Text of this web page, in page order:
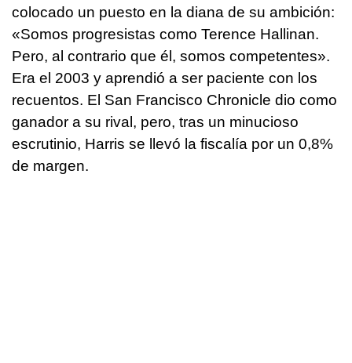
colocado un puesto en la diana de su ambición:
«Somos progresistas como Terence Hallinan.
Pero, al contrario que él, somos competentes».
Era el 2003 y aprendió a ser paciente con los
recuentos. El San Francisco Chronicle dio como
ganador a su rival, pero, tras un minucioso
escrutinio, Harris se llevó la fiscalía por un 0,8%
de margen.